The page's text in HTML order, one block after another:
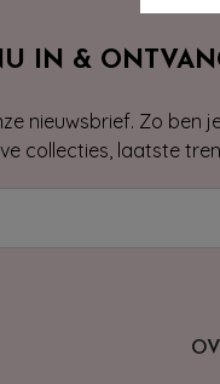
IN &
nieuwsbrief. Zo ben
collecties, laatste